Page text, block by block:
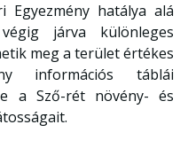
Egyezmény hatálya alá
járva különleges
meg a terület értékes
információs táblái
a Sző-rét növény- és